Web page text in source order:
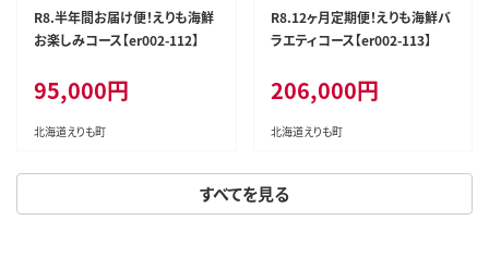
すべてを見る
R8.半年間お届け便！えりも海鮮
お楽しみコース【er002-112】
95,000円
北海道えりも町
R8.12ヶ月定期便！えりも海鮮バ
ラエティコース【er002-113】
206,000円
北海道えりも町